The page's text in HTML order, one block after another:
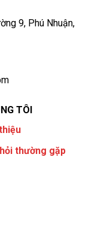
9, Phú Nhuận,
TÔI
thường gặp